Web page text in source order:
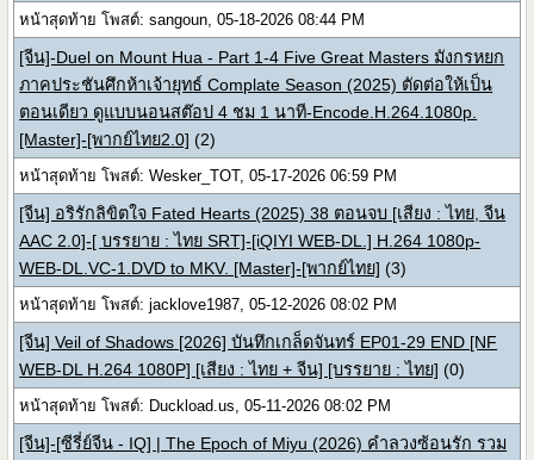
หน้าสุดท้าย โพสต์: sangoun, 05-18-2026 08:44 PM
[จีน]-Duel on Mount Hua - Part 1-4 Five Great Masters มังกรหยก
ภาคประชันศึกห้าเจ้ายุทธ์ Complate Season (2025) ตัดต่อให้เป็น
ตอนเดียว ดูแบบนอนสต๊อป 4 ชม 1 นาที-Encode.H.264.1080p.
[Master]-[พากย์ไทย2.0] (2)
หน้าสุดท้าย โพสต์: Wesker_TOT, 05-17-2026 06:59 PM
[จีน] อริรักลิขิตใจ Fated Hearts (2025) 38 ตอนจบ [เสียง : ไทย, จีน
AAC 2.0]-[ บรรยาย : ไทย SRT]-[iQIYI WEB-DL.] H.264 1080p-
WEB-DL.VC-1.DVD to MKV. [Master]-[พากย์ไทย] (3)
หน้าสุดท้าย โพสต์: jacklove1987, 05-12-2026 08:02 PM
[จีน] Veil of Shadows [2026] บันทึกเกล็ดจันทร์ EP01-29 END [NF
WEB-DL H.264 1080P] [เสียง : ไทย + จีน] [บรรยาย : ไทย] (0)
หน้าสุดท้าย โพสต์: Duckload.us, 05-11-2026 08:02 PM
[จีน]-[ซีรี่ย์จีน - IQ] | The Epoch of Miyu (2026) คำลวงซ้อนรัก รวม